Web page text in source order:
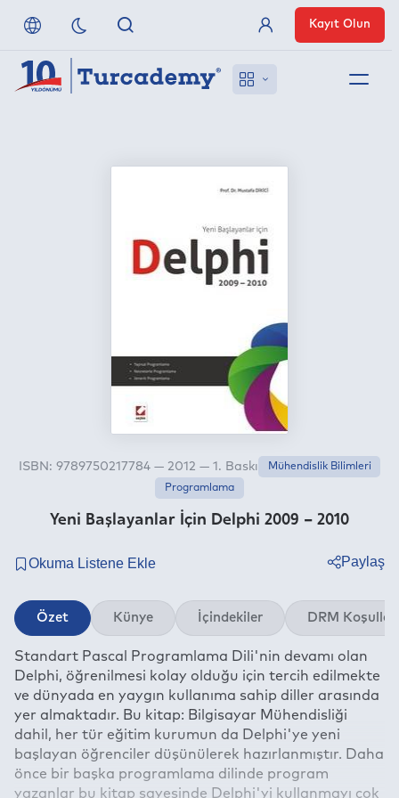
Üye Girişi
Kayıt Olun
Yeni Başlayanlar İçin Delphi 2009 – 2010
ISBN: 9789750217784 — 2012 — 1. Baskı
Mühendislik Bilimleri
Programlama
Paylaş
Twitter
Linkedin
Whatsapp
E-mail
Özet Künye İçindekiler DRM Koşulları
Standart Pascal Programlama Dili'nin devamı olan
Delphi, öğrenilmesi kolay olduğu için tercih edilmekte
ve dünyada en yaygın kullanıma sahip diller arasında
yer almaktadır. Bu kitap: Bilgisayar Mühendisliği
dahil, her tür eğitim kurumun da Delphi'ye yeni
başlayan öğrenciler düşünülerek hazırlanmıştır. Daha
önce bir başka programlama dilinde program
yazanlar bu kitap sayesinde Delphi'yi kullanmayı çok